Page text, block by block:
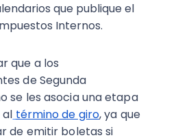
que publique el
Internos.
que a los
de Segunda
se les asocia una etapa
término de giro, ya que
de emitir boletas si